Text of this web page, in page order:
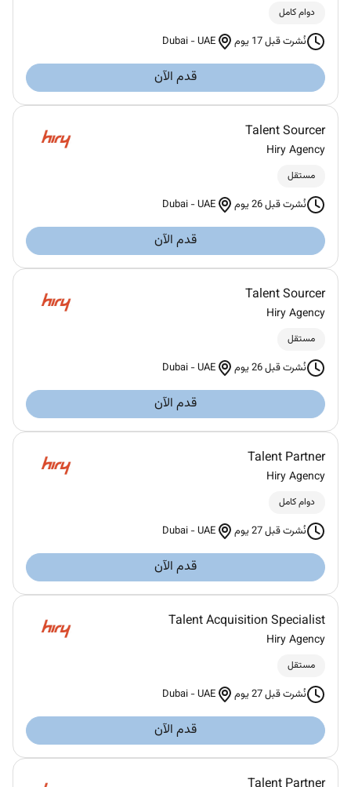
دوام كامل
نُشرت قبل 17 يوم Dubai -UAE
قدم الآن
Talent Sourcer
Hiry Agency
مستقل
نُشرت قبل 26 يوم Dubai -UAE
قدم الآن
Talent Sourcer
Hiry Agency
مستقل
نُشرت قبل 26 يوم Dubai -UAE
قدم الآن
Talent Partner
Hiry Agency
دوام كامل
نُشرت قبل 27 يوم Dubai -UAE
قدم الآن
Talent Acquisition Specialist
Hiry Agency
مستقل
نُشرت قبل 27 يوم Dubai -UAE
قدم الآن